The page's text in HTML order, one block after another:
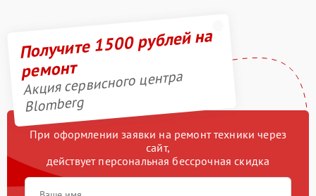
Получите 1500 рублей на
ремонт
Акция сервисного центра
Blomberg
При оформлении заявки на ремонт техники через
сайт,
действует персональная бессрочная скидка